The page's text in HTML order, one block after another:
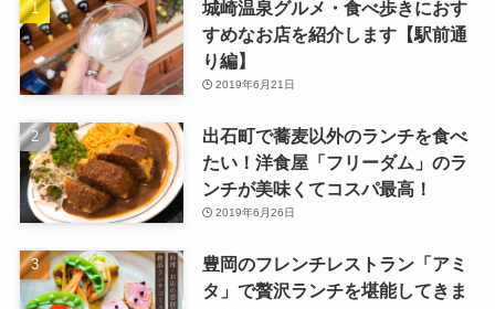
城崎温泉グルメ・食べ歩きにおす
すめなお店を紹介します【駅前通
り編】
2019年6月21日
出石町で蕎麦以外のランチを食べ
たい！洋食屋「フリーダム」のラ
ンチが美味くてコスパ最高！
2019年6月26日
豊岡のフレンチレストラン「アミ
タ」で贅沢ランチを堪能してきま